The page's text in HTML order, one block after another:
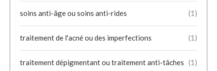
soins anti-âge ou soins anti-rides (1)
traitement de l'acné ou des imperfections (1)
traitement dépigmentant ou traitement anti-tâches (1)